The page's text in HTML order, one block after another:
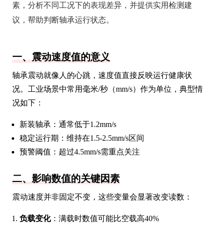
素，分析不同工况下的表现差异，并提供实用检测建
议，帮助判断轴承运行状态。
一、震动速度值的意义
轴承震动就像人的心跳，速度值直接反映运行健康状
况。工业场景中常用毫米/秒（mm/s）作为单位，典型情
况如下：
新装轴承：通常低于1.2mm/s
稳定运行期：维持在1.5-2.5mm/s区间
预警阈值：超过4.5mm/s需重点关注
二、影响数值的关键因素
震动速度并非固定不变，这些变量会显著改变读数：
负载变化：满载时数值可能比空载高40%